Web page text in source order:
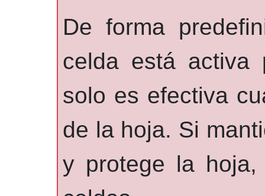
De forma
celda está activa
solo es efectiva
de la hoja. Si
y protege la